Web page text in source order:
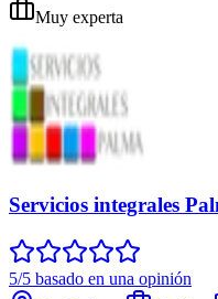
Muy experta
Servicios integrales
5/5 basado en una opinión